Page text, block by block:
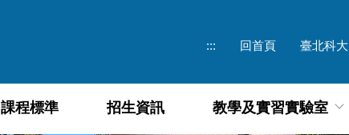
::: 回首頁 臺北科大
課程標準 招生資訊 教學及實習實驗室